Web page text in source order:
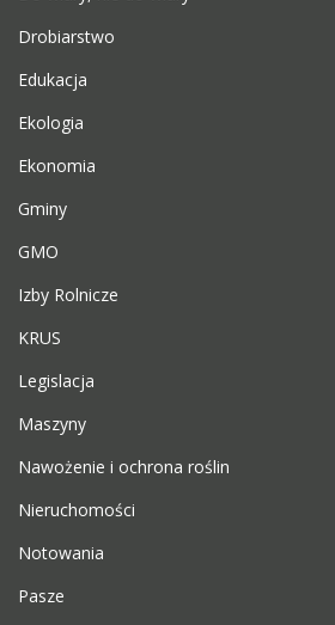
Drobiarstwo
Edukacja
Ekologia
Ekonomia
Gminy
GMO
Izby Rolnicze
KRUS
Legislacja
Maszyny
Nawożenie i ochrona roślin
Nieruchomości
Notowania
Pasze